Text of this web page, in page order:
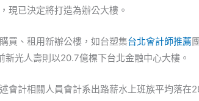
現已決定將打造為辦公大樓。
買、租用新辦公樓，如台塑集台北會計師推薦
光人壽則以20.7億標下台北金融中心大樓。
會計相關人員會計系出路薪水上班族平均落在